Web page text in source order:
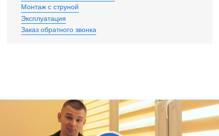
Монтаж с струной
Эксплуатация
Заказ обратного звонка